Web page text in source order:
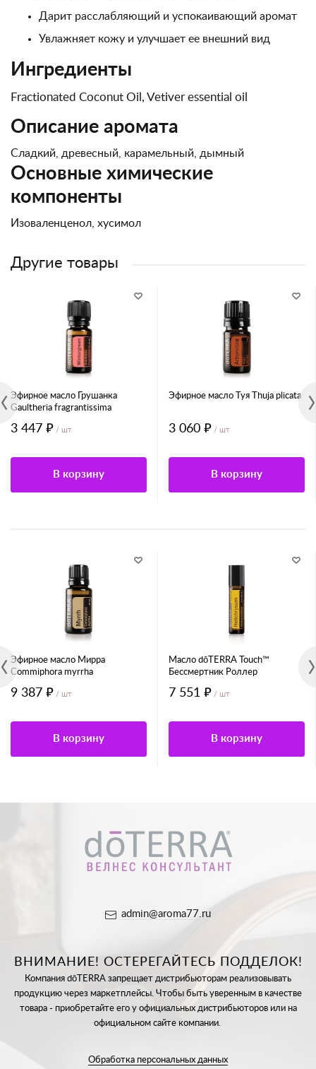
Дарит расслабляющий и успокаивающий аромат
Увлажняет кожу и улучшает ее внешний вид
Ингредиенты
Fractionated Coconut Oil, Vetiver essential oil
Описание аромата
Сладкий, древесный, карамельный, дымный
Основные химические
компоненты
Изоваленценол, хусимол
Другие товары
Эфирное масло Грушанка
Gaultheria fragrantissima
3 447 ₽ / шт
В корзину
Эфирное масло Туя Thuja plicata
3 060 ₽ / шт
В корзину
Эфирное масло Мирра
Commiphora myrrha
9 387 ₽ / шт
В корзину
Масло dōTERRA Touch™
Бессмертник Роллер
7 551 ₽ / шт
В корзину
admin@aroma77.ru
ВНИМАНИЕ! ОСТЕРЕГАЙТЕСЬ ПОДДЕЛОК!
Компания dōTERRA запрещает дистрибьюторам реализовывать
продукцию через маркетплейсы. Чтобы быть уверенным в качестве
товара - приобретайте его у официальных дистрибьюторов или на
официальном сайте компании.
Обработка персональных данных